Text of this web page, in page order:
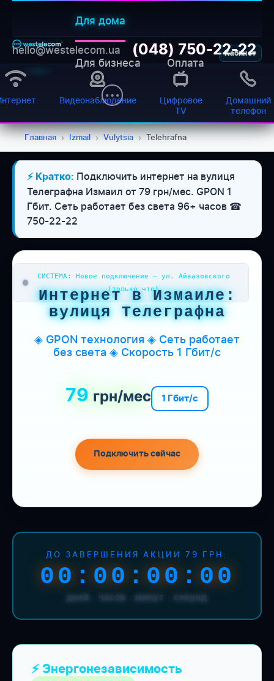
Для дома
Для бизнеса Оплата
Кабинет
hello@westelecom.ua (048) 750-22-22
Видеонаблюдение
Цифровое
TV
Домашний
телефон
Главная › Izmail › Vulytsia › Telehrafna
⚡ Кратко: Подключить интернет на вулиця
Телеграфна Измаил от 79 грн/мес. GPON 1
Гбит. Сеть работает без света 96+ часов ☎
750-22-22
СИСТЕМА: Новое подключение — ул. Айвазовского
(только что)
Интернет в Измаиле:
вулиця Телеграфна
◈ GPON технология ◈ Сеть работает
без света ◈ Скорость 1 Гбит/с
79 грн/мес 1 Гбит/с
Подключить сейчас
ДО ЗАВЕРШЕНИЯ АКЦИИ 79 ГРН:
00:00:00:00
дней : часов : минут : секунд
⚡ Энергонезависимость
WESTELECOM
Онлайн-підтримка